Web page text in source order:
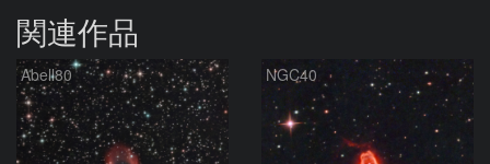
関連作品
Abell80 NGC40